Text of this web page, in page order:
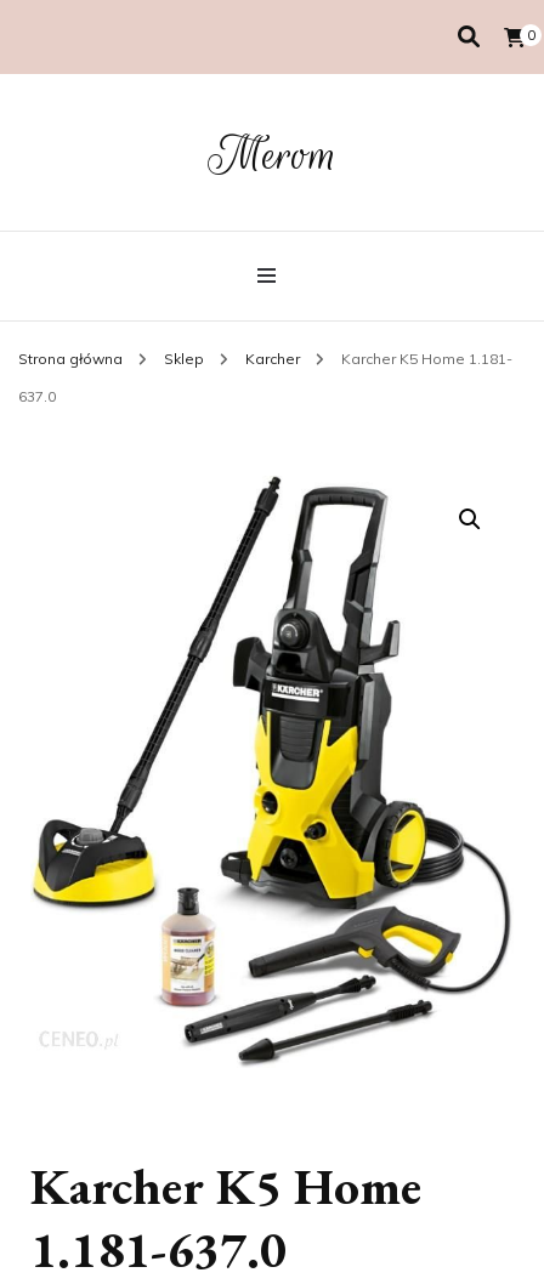
0
Merom
Strona główna Sklep Karcher Karcher K5 Home 1.181-
637.0
Karcher K5 Home
1.181-637.0